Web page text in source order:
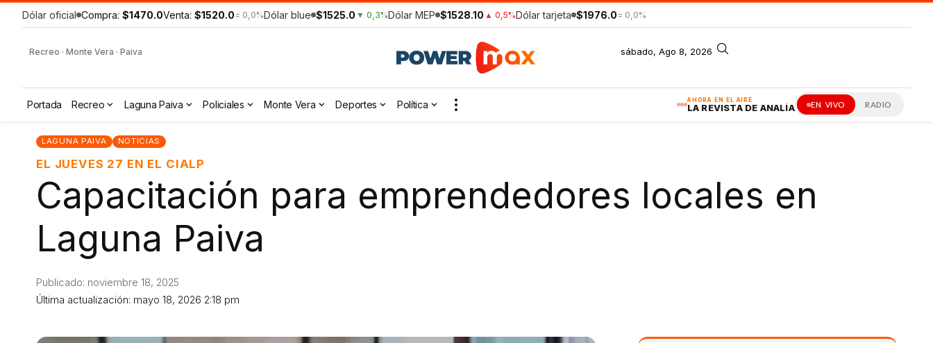
Dólar oficial Compra: $1470.0Venta: $1520.0 = 0,0%Dólar blue $1525.0 ▼ 0,3%Dólar MEP $1528.10 ▲ 0,5%Dólar tarjeta $1976.0 = 0,0%
Recreo · Monte Vera · Paiva sábado, Ago 8, 2026
AHORA EN EL AIRE
LA REVISTA DE ANALÍA EN VIVO RADIO
Portada Recreo Laguna Paiva Policiales Monte Vera Deportes Política
LAGUNA PAIVA NOTICIAS
EL JUEVES 27 EN EL CIALP
Capacitación para emprendedores locales en
Laguna Paiva
Última actualización: mayo 18, 2026 2:18 pm
Publicado: noviembre 18, 2025